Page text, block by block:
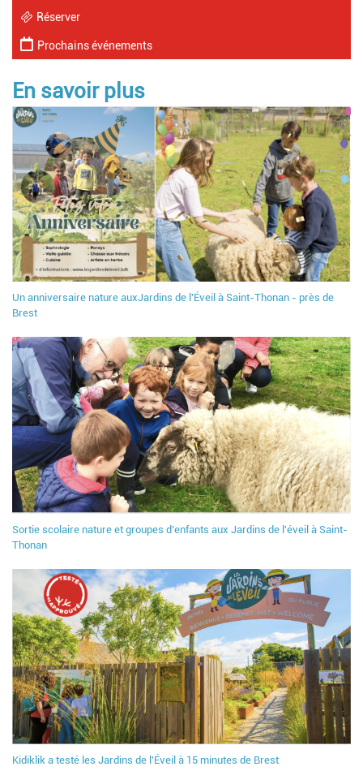
Réserver
Prochains événements
En savoir plus
Un anniversaire nature auxJardins de l'Éveil à Saint-Thonan - près de
Brest
Sortie scolaire nature et groupes d’enfants aux Jardins de l'éveil à Saint-
Thonan
Kidiklik a testé les Jardins de l'Éveil à 15 minutes de Brest